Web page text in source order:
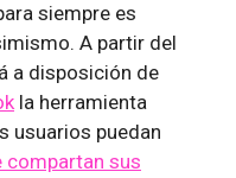
siempre es
A partir del
a disposición de
la herramienta
usuarios puedan
compartan sus